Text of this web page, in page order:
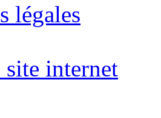
légales
site internet